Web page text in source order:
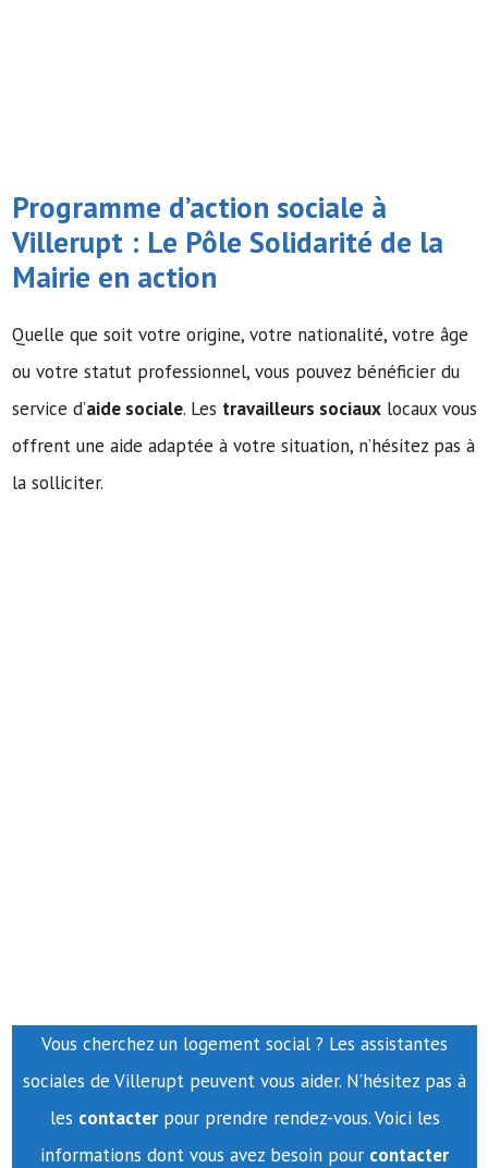
Programme d’action sociale à
Villerupt : Le Pôle Solidarité de la
Mairie en action
Quelle que soit votre origine, votre nationalité, votre âge
ou votre statut professionnel, vous pouvez bénéficier du
service d’aide sociale. Les travailleurs sociaux locaux vous
offrent une aide adaptée à votre situation, n’hésitez pas à
la solliciter.
Vous cherchez un logement social ? Les assistantes
sociales de Villerupt peuvent vous aider. N’hésitez pas à
les contacterpour prendre rendez-vous. Voici les
informations dont vous avez besoin pour contacter